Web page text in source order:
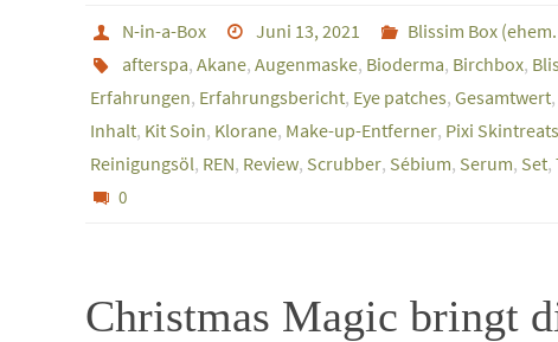
N-in-a-Box Juni 13, 2021 Blissim Box
afterspa, Akane, Augenmaske, Bioderma, Birchbox,
Erfahrungen, Erfahrungsbericht, Eye patches, Gesamtwert,
Inhalt, Kit Soin, Klorane, Make-up-Entferner, Pixi Skintreats
Reinigungsöl, REN, Review, Scrubber, Sébium, Serum, Set,
0
Christmas Magic bringt